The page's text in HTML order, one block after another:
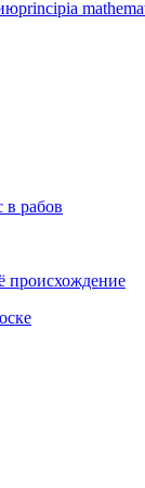
principia
рабов
происхождение